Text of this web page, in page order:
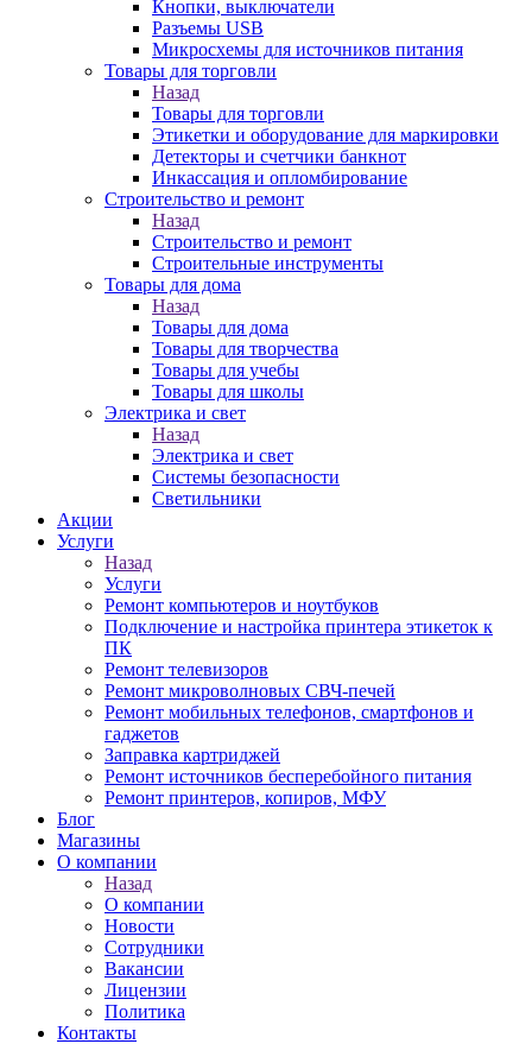
Кнопки, выключатели
Разъемы USB
Микросхемы для источников питания
Товары для торговли
Назад
Товары для торговли
Этикетки и оборудование для маркировки
Детекторы и счетчики банкнот
Инкассация и опломбирование
Строительство и ремонт
Назад
Строительство и ремонт
Строительные инструменты
Товары для дома
Назад
Товары для дома
Товары для творчества
Товары для учебы
Товары для школы
Электрика и свет
Назад
Электрика и свет
Системы безопасности
Светильники
Акции
Услуги
Назад
Услуги
Ремонт компьютеров и ноутбуков
Подключение и настройка принтера этикеток к
ПК
Ремонт телевизоров
Ремонт микроволновых СВЧ-печей
Ремонт мобильных телефонов, смартфонов и
гаджетов
Заправка картриджей
Ремонт источников бесперебойного питания
Ремонт принтеров, копиров, МФУ
Блог
Магазины
О компании
Назад
О компании
Новости
Сотрудники
Вакансии
Лицензии
Политика
Контакты